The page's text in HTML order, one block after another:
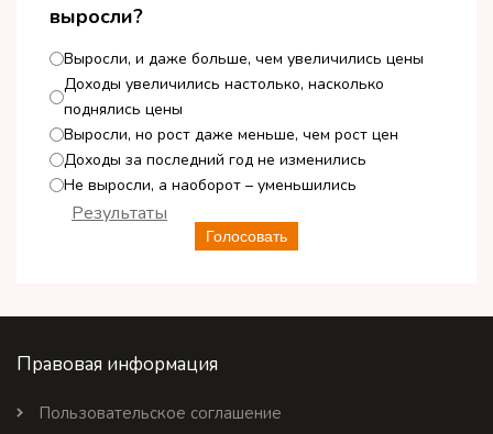
выросли?
Выросли, и даже больше, чем увеличились цены
Доходы увеличились настолько, насколько
поднялись цены
Выросли, но рост даже меньше, чем рост цен
Доходы за последний год не изменились
Не выросли, а наоборот – уменьшились
Голосовать
Результаты
Правовая информация
Пользовательское соглашение